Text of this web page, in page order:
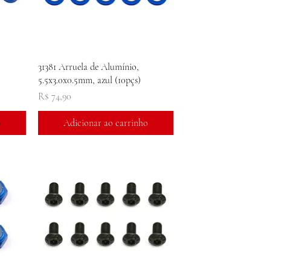
Visualização rápida
31381 Arruela de Alumínio,
5.5x3.0x0.5mm, azul (10pçs)
Preço
R$ 74,90
Adicionar ao carrinho